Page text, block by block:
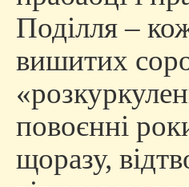
Поділля –
вишитих
повоєнні
щоразу,